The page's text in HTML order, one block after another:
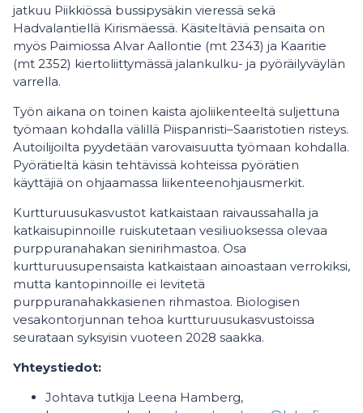
jatkuu Piikkiössä bussipysäkin vieressä sekä
Hadvalantiellä Kirismäessä. Käsiteltäviä pensaita on
myös Paimiossa Alvar Aallontie (mt 2343) ja Kaaritie
(mt 2352) kiertoliittymässä jalankulku- ja pyöräilyväylän
varrella.
Työn aikana on toinen kaista ajoliikenteeltä suljettuna
työmaan kohdalla välillä Piispanristi–Saaristotien risteys.
Autoilijoilta pyydetään varovaisuutta työmaan kohdalla.
Pyörätieltä käsin tehtävissä kohteissa pyörätien
käyttäjiä on ohjaamassa liikenteenohjausmerkit.
Kurtturuusukasvustot katkaistaan raivaussahalla ja
katkaisupinnoille ruiskutetaan vesiliuoksessa olevaa
purppuranahakan sienirihmastoa. Osa
kurtturuusupensaista katkaistaan ainoastaan verrokiksi,
mutta kantopinnoille ei levitetä
purppuranahakkasienen rihmastoa. Biologisen
vesakontorjunnan tehoa kurtturuusukasvustoissa
seurataan syksyisin vuoteen 2028 saakka.
Yhteystiedot:
Johtava tutkija Leena Hamberg,